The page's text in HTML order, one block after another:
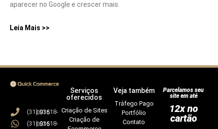
aparecer no Google e crescer mais.
Leia Mais >>
(31) 93618-0815
(31) 93618-0815
Serviços
oferecidos
Criação de Sites
Criação de
Veja também
Tráfego Pago
Portfólio
Contato
Parcelamos seu
site em até
12x no
cartão